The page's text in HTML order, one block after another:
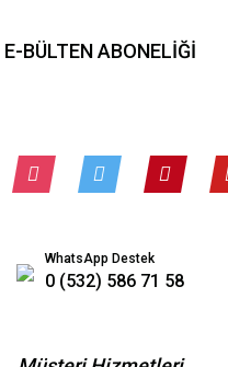
E-BÜLTEN ABONELİĞİ
WhatsApp Destek
0 (532) 586 71 58